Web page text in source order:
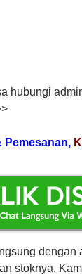
hubungi
Pemesanan,
dengan
stoknya.